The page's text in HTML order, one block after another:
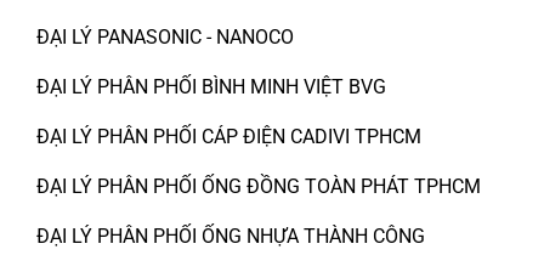
ĐẠI LÝ PANASONIC - NANOCO
ĐẠI LÝ PHÂN PHỐI BÌNH MINH VIỆT BVG
ĐẠI LÝ PHÂN PHỐI CÁP ĐIỆN CADIVI TPHCM
ĐẠI LÝ PHÂN PHỐI ỐNG ĐỒNG TOÀN PHÁT TPHCM
ĐẠI LÝ PHÂN PHỐI ỐNG NHỰA THÀNH CÔNG